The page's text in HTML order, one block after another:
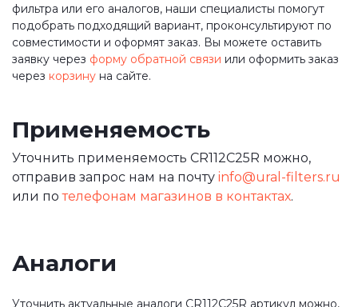
фильтра или его аналогов, наши специалисты помогут
подобрать подходящий вариант, проконсультируют по
совместимости и оформят заказ. Вы можете оставить
заявку через форму обратной связи или оформить заказ
через корзину на сайте.
Применяемость
Уточнить применяемость CR112C25R можно,
отправив запрос нам на почту info@ural-filters.ru
или потелефонам магазинов в контактах.
Аналоги
Уточнить актуальные аналоги CR112C25R артикул можно,